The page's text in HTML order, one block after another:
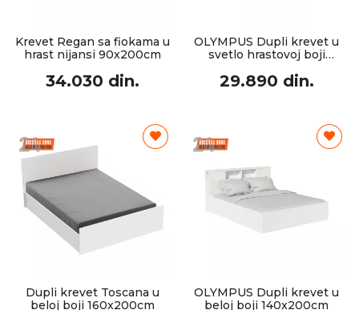
Krevet Regan sa fiokama u
hrast nijansi 90x200cm
34.030 din.
OLYMPUS Dupli krevet u
svetlo hrastovoj boji
29.890 din.
Dupli krevet Toscana u
beloj boji 160x200cm
OLYMPUS Dupli krevet u
beloj boji 140x200cm